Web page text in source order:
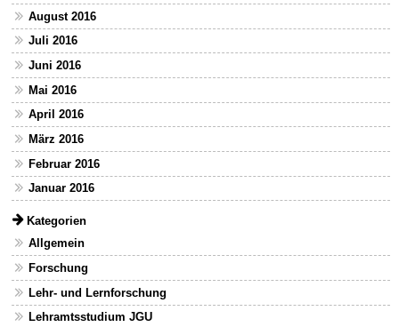
August 2016
Juli 2016
Juni 2016
Mai 2016
April 2016
März 2016
Februar 2016
Januar 2016
Kategorien
Allgemein
Forschung
Lehr- und Lernforschung
Lehramtsstudium JGU